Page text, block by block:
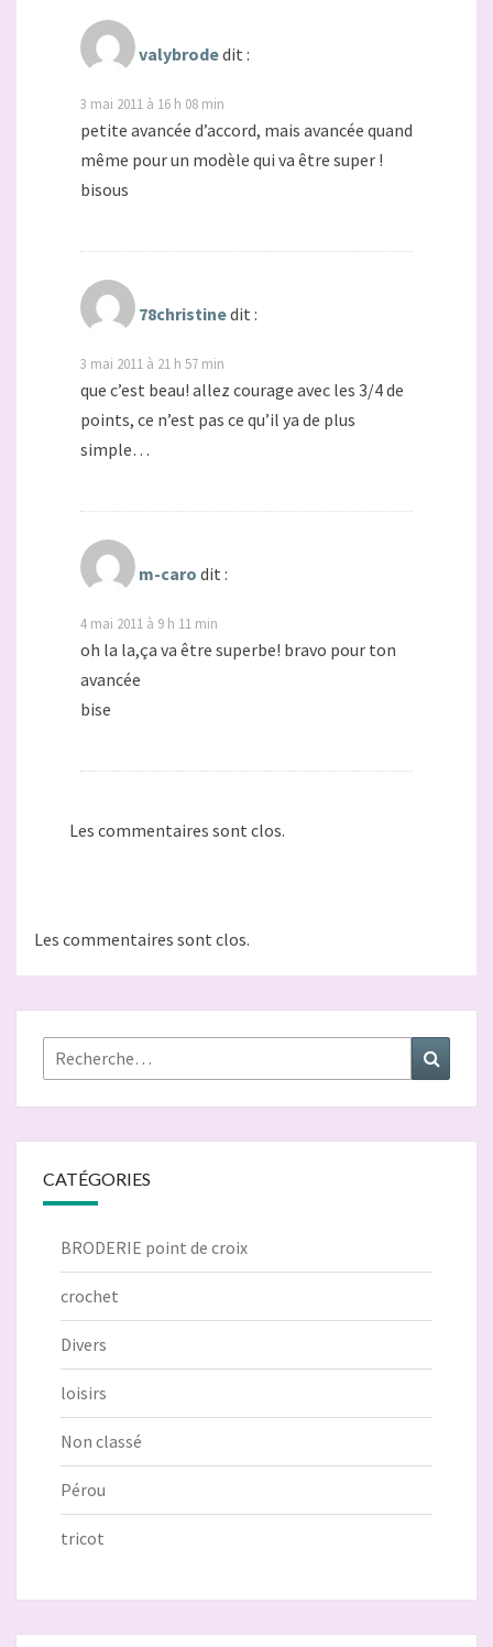
valybrodedit :
3 mai 2011 à 16 h 08 min
petite avancée d’accord, mais avancée quand
même pour un modèle qui va être super !
bisous
78christinedit :
3 mai 2011 à 21 h 57 min
que c’est beau! allez courage avec les 3/4 de
points, ce n’est pas ce qu’il ya de plus
simple…
m-caro dit :
4 mai 2011 à 9 h 11 min
oh la la,ça va être superbe! bravo pour ton
avancée
bise
Les commentaires sont clos.
Les commentaires sont clos.
Rechercher :
CATÉGORIES
BRODERIE point de croix
crochet
Divers
loisirs
Non classé
Pérou
tricot